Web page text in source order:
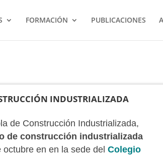
FORMACIÓN PUBLICACIONES
INDUSTRIALIZADA
de Construcción Industrializada,
de construcción industrializada
octubre en en la sede del Colegio